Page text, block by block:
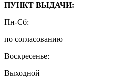
ПУНКТ ВЫДАЧИ:
Пн-Сб:
по согласованию
Воскресенье:
Выходной